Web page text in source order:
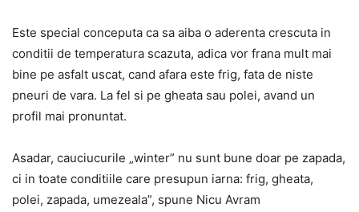
Este special conceputa ca sa aiba o aderenta crescuta in
conditii de temperatura scazuta, adica vor frana mult mai
bine pe asfalt uscat, cand afara este frig, fata de niste
pneuri de vara. La fel si pe gheata sau polei, avand un
profil mai pronuntat.
Asadar, cauciucurile „winter” nu sunt bune doar pe zapada,
ci in toate conditiile care presupun iarna: frig, gheata,
polei, zapada, umezeala”, spune Nicu Avram